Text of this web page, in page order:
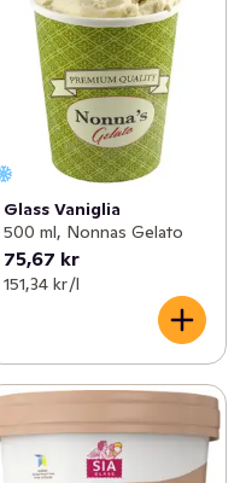
Glass Vaniglia
500 ml, Nonnas Gelato
75,67 kr
151,34 kr /l